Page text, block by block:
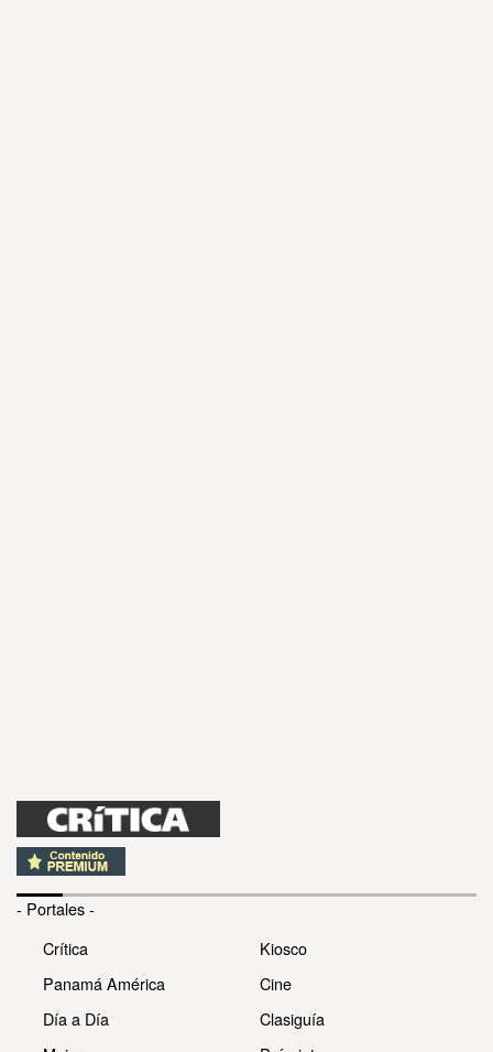
- Portales -
Crítica
Panamá América
Día a Día
Kiosco
Cine
Clasiguía